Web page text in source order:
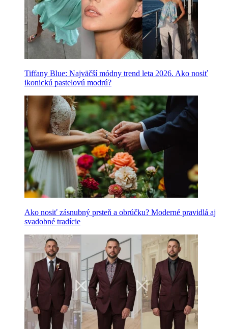
Tiffany Blue: Najväčší módny trend leta 2026. Ako nosiť
ikonickú pastelovú modrú?
Ako nosiť zásnubný prsteň a obrúčku? Moderné pravidlá aj
svadobné tradície